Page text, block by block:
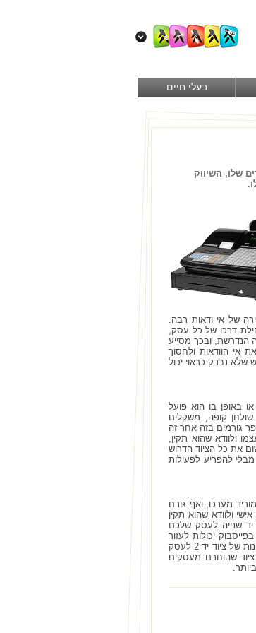
בעלי חיים
שלו, השיווק
של אי ודאות רבה.
דרכו של כל עסק,
ההשקעה הנדרשת, ובכך מסייע
הוודאות ולחסוך
נבדק כראוי יכול
באופן בו הוא פועל
קופה, משקלים
גורמים בזה אחר זה
ולוודא שהוא תקין,
את כל הציוד הדרוש
להפריע לפעילות
מערכו, ואף גורם
באופן אישי ולוודא שהוא תקין
יד שנייה לעסק שלכם
אינטרנט כמו יד 2 או קבוצות ייעודיות בפייסבוק יכולות לעזור
לכם גם כן, אך מכיוון שמדובר ברכישת ציוד ממקורות פרטיים, אין לדעת האם הציוד תקין או לא. אחד היתרונות של ציוד יד 2 לעסק
שהוחרם מעסקים